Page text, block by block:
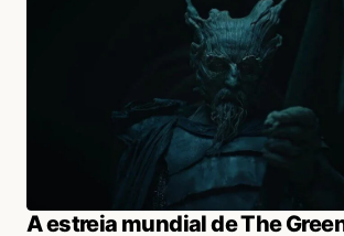
A estreia mundial de The